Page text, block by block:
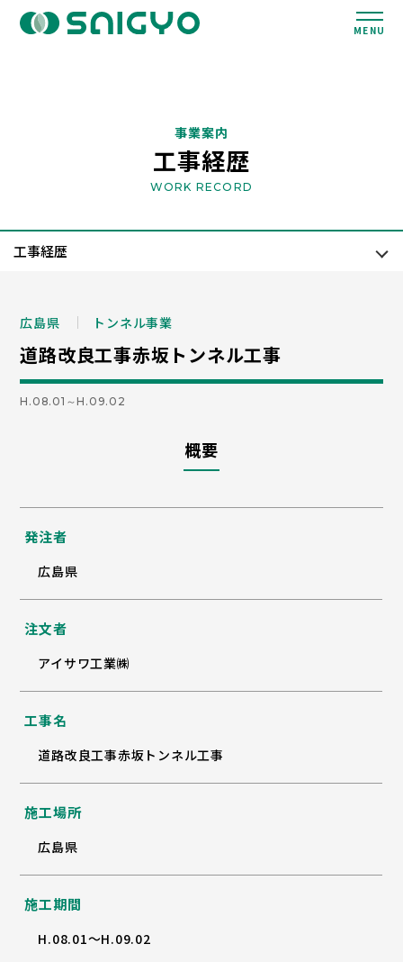
MENU
事業案内
工事経歴
WORK RECORD
広島県 トンネル事業
道路改良工事赤坂トンネル工事
H.08.01～H.09.02
概要
発注者
広島県
注文者
アイサワ工業㈱
工事名
道路改良工事赤坂トンネル工事
施工場所
広島県
施工期間
H.08.01～H.09.02